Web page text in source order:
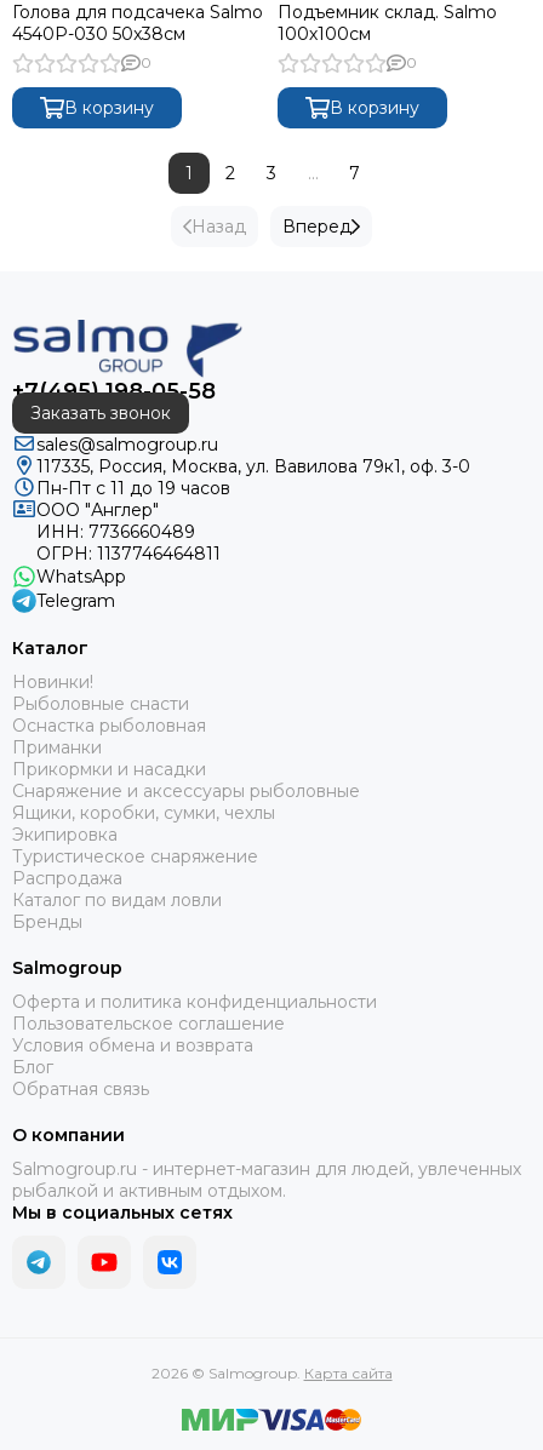
Голова для подсачека Salmo
4540P-030 50x38см
0
В корзину
Подъемник склад. Salmo
100х100см
0
В корзину
Назад
1 2 3 ... 7
Вперед
+7(495) 198-05-58
Заказать звонок
sales@salmogroup.ru
117335, Россия, Москва, ул. Вавилова 79к1, оф. 3-0
Пн-Пт с 11 до 19 часов
ООО "Англер"
ИНН: 7736660489
ОГРН: 1137746464811
WhatsApp
Telegram
Каталог
Новинки!
Рыболовные снасти
Оснастка рыболовная
Приманки
Прикормки и насадки
Снаряжение и аксессуары рыболовные
Ящики, коробки, сумки, чехлы
Экипировка
Туристическое снаряжение
Распродажа
Каталог по видам ловли
Бренды
Salmogroup
Оферта и политика конфиденциальности
Пользовательское соглашение
Условия обмена и возврата
Блог
Обратная связь
О компании
Salmogroup.ru - интернет-магазин для людей, увлеченных
рыбалкой и активным отдыхом.
Мы в социальных сетях
2026 © Salmogroup. Карта сайта